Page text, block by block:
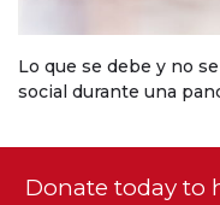
Lo que se debe y no
social durante una
Donate today to